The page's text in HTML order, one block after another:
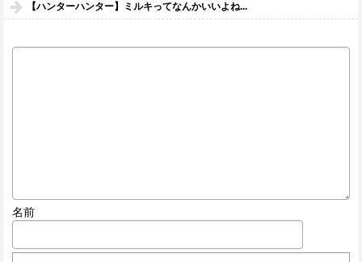
【ハンターハンター】ミルキってなんかいいよね...
名前